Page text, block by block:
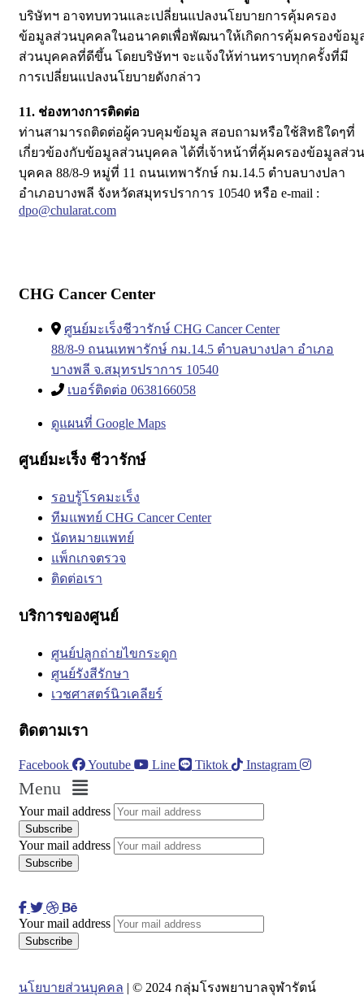
บริษัทฯ อาจทบทวนและเปลี่ยนแปลงนโยบายการคุ้มครอง
ข้อมูลส่วนบุคคลในอนาคตเพื่อพัฒนาให้เกิดการคุ้มครองข้อมู
ส่วนบุคคลที่ดีขึ้น โดยบริษัทฯ จะแจ้งให้ท่านทราบทุกครั้งที่มี
การเปลี่ยนแปลงนโยบายดังกล่าว
11. ช่องทางการติดต่อ
ท่านสามารถติดต่อผู้ควบคุมข้อมูล สอบถามหรือใช้สิทธิใดๆที่
เกี่ยวข้องกับข้อมูลส่วนบุคคล ได้ที่เจ้าหน้าที่คุ้มครองข้อมูลส่วน
บุคคล 88/8-9 หมู่ที่ 11 ถนนเทพารักษ์ กม.14.5 ตำบลบางปลา
อำเภอบางพลี จังหวัดสมุทรปราการ 10540 หรือ e-mail :
dpo@chularat.com
CHG Cancer Center
ศูนย์มะเร็งชีวารักษ์ CHG Cancer Center
88/8-9 ถนนเทพารักษ์ กม.14.5 ตำบลบางปลา อำเภอ
บางพลี จ.สมุทรปราการ 10540
เบอร์ติดต่อ 0638166058
ดูแผนที่ Google Maps
ศูนย์มะเร็ง ชีวารักษ์
รอบรู้โรคมะเร็ง
ทีมแพทย์ CHG Cancer Center
นัดหมายแพทย์
แพ็กเกจตรวจ
ติดต่อเรา
บริการของศูนย์
ศูนย์ปลูกถ่ายไขกระดูก
ศูนย์รังสีรักษา
เวชศาสตร์นิวเคลียร์
ติดตามเรา
Facebook Youtube Line Tiktok Instagram
Menu
Your mail address
Your mail address
Your mail address
นโยบายส่วนบุคคล | © 2024 กลุ่มโรงพยาบาลจุฬารัตน์